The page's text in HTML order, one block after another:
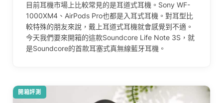
目前耳機市場上比較常見的是耳道式耳機。Sony WF-
1000XM4、AirPods Pro也都是入耳式耳機。對耳型比
較特殊的朋友來說，戴上耳道式耳機就會感覺到不適。
今天我們要來開箱的這款Soundcore Life Note 3S，就
是Soundcore的首款耳塞式真無線藍牙耳機。
開箱評測